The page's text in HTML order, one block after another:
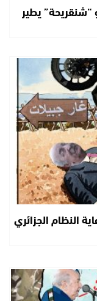
“شنقريحة” يطير
النظام الجزائري